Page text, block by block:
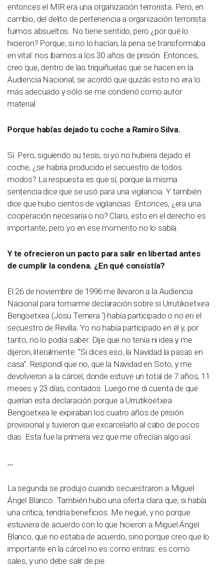
entonces el MIR era una organización terrorista. Pero, en
cambio, del delito de pertenencia a organización terrorista
fuimos absueltos. No tiene sentido, pero ¿por qué lo
hicieron? Porque, si no lo hacían, la pena se transformaba
en vital: nos íbamos a los 30 años de prisión. Entonces,
creo que, dentro de las triquiñuelas que se hacen en la
Audiencia Nacional, se acordó que quizás esto no era lo
más adecuado y sólo se me condenó como autor
material.
Porque habías dejado tu coche a Ramiro Silva.
Sí. Pero, siguiendo su tesis, si yo no hubiera dejado el
coche, ¿se habría producido el secuestro de todos
modos? La respuesta es que sí, porque la misma
sentencia dice que se usó para una vigilancia. Y también
dice que hubo cientos de vigilancias. Entonces, ¿era una
cooperación necesaria o no? Claro, esto en el derecho es
importante, pero yo en ese momento no lo sabía.
Y te ofrecieron un pacto para salir en libertad antes
de cumplir la condena. ¿En qué consistía?
El 26 de noviembre de 1996 me llevaron a la Audiencia
Nacional para tomarme declaración sobre si Urrutikoetxea
Bengoetxea (Josu Ternera ‘) había participado o no en el
secuestro de Revilla. Yo no había participado en él y, por
tanto, no lo podía saber. Dije que no tenía ni idea y me
dijeron, literalmente: “Si dices eso, la Navidad la pasas en
casa”. Respondí que no, que la Navidad en Soto, y me
devolvieron a la cárcel, donde estuve un total de 7 años, 11
meses y 23 días, contados. Luego me di cuenta de que
querían esta declaración porque a Urrutikoetxea
Bengoetxea le expiraban los cuatro años de prisión
provisional y tuvieron que excarcelarlo al cabo de pocos
días. Esta fue la primera vez que me ofrecían algo así.
…
La segunda se produjo cuando secuestraron a Miguel
Ángel Blanco. También hubo una oferta clara que, si había
una crítica, tendría beneficios. Me negué, y no porque
estuviera de acuerdo con lo que hicieron a Miguel Ángel
Blanco, que no estaba de acuerdo, sino porque creo que lo
importante en la cárcel no es como entras: es como
sales, y uno debe salir de pie.